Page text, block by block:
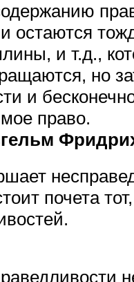
остаются
и т.д.,
но
и
право.
почета